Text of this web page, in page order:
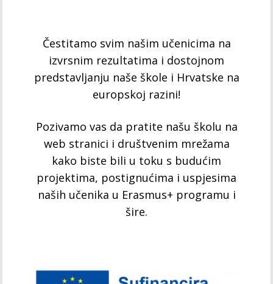
Čestitamo svim našim učenicima na
izvrsnim rezultatima i dostojnom
predstavljanju naše škole i Hrvatske na
europskoj razini!
Pozivamo vas da pratite našu školu na
web stranici i društvenim mrežama
kako biste bili u toku s budućim
projektima, postignućima i uspjesima
naših učenika u Erasmus+ programu i
šire.